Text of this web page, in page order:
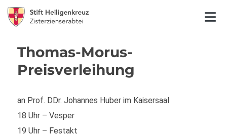
Thomas-Morus-
Preisverleihung
an Prof. DDr. Johannes Huber im Kaisersaal
18 Uhr – Vesper
19 Uhr – Festakt